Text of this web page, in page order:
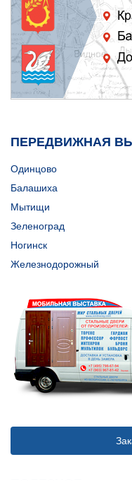
ПЕРЕДВИЖНАЯ
Одинцово
Балашиха
Мытищи
Зеленоград
Ногинск
Железнодорожный